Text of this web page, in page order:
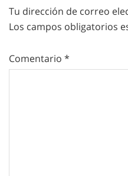
Tu dirección de correo
Los campos obligatorios
Comentario *